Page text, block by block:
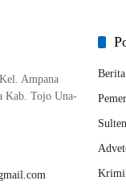
Ampana
Kab. Tojo Una-
Berita